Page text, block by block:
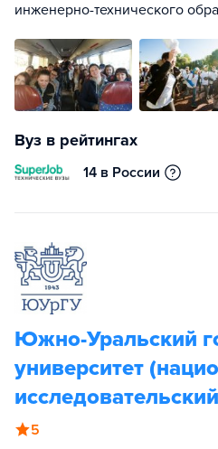
инженерно-технического
Вуз в рейтингах
14 в России
Южно-Уральский
университет
5